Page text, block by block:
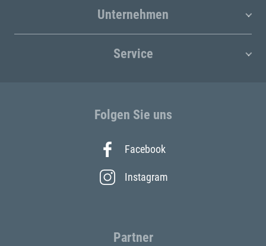
Unternehmen
Service
Folgen Sie uns
Facebook
Instagram
Partner